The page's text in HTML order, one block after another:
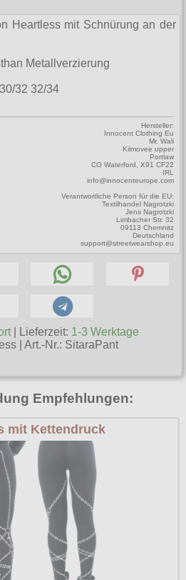
& Westen
kurzam
Charms
die Beine
die Haare
Gürtel
Brandit
Industries
Sinister
Spin Doctor
Surplus
Vixxsin
Vixen
XL
XXL
Gotik Treffen
Luna Festival
Festival
Poloshirts
Shop
Hot Rod
Punkrock
Mods
( 0 | 0.00 € )
Media:
Heartless mit Schnürung an der
Metallverzierung
32 32/34
Hersteller:
Innocent Clothing Eu
Mr. Wali
Kilmovee upper
Portlaw
CO Waterford, X91 CF22
IRL
info@innocenteurope.com
Verantwortliche Person für die EU:
Textilhandel Nagrotzki
Jens Nagrotzki
Limbacher Str. 32
09113 Chemnitz
Deutschland
support@streetwearshop.eu
| Lieferzeit: 1-3 Werktage
|Art.-Nr.: SitaraPant
Empfehlungen:
mit Kettendruck